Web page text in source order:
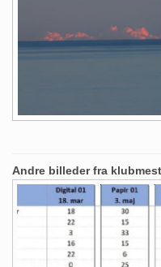
Andre billeder fra